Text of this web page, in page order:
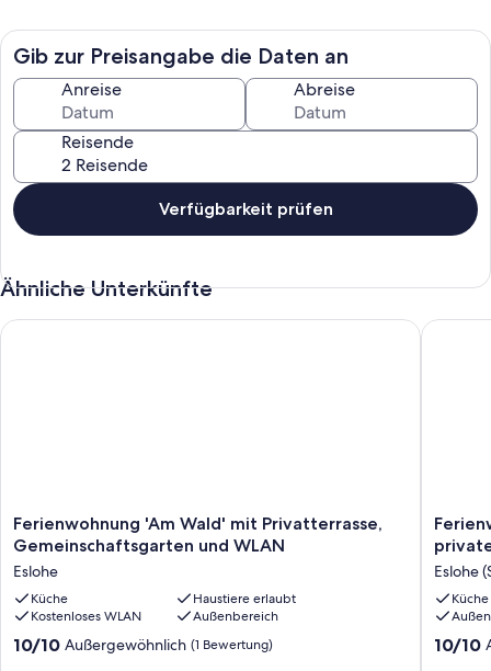
Rauchverbot. Für Raucher steht ein Bereich mit Stehtisch unter dem
Carport zur Verfügung. In der Ferienwohnung kann kostenfreies
WLAN genutzt werden. Bettwäsche und Handtücher werden
bereitgestellt.
Bitte nehmen Sie nach der Buchung Kontakt zum Gastgeber auf,
um die Gästekommunikation sicherzustellen.
Gib zur Preisangabe die Daten an
Anreise Abreise
Reisende
Verfügbarkeit prüfen
Ähnliche Unterkünfte
Ferienwohnung
'Am
mit
Privatterrasse,
Gemeinschaftsgarten
und
WLAN
Ferienwohnung 'Am Wald' mit Privatterrasse,
Gemeinschaftsgarten und WLAN
Eslohe
Küche
Haustiere erlaubt
Kostenloses WLAN
Außenbereich
10.0
10/10 Außergewöhnlich (1 Bewertung)
Ferienwohnung 'Am Wald' mit Privatterrasse,
Eslohe"
mit
privater
Terrasse
und
Eslohe
Küche
10.0
10/10